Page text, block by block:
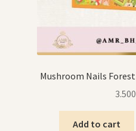
3.500
Add to cart